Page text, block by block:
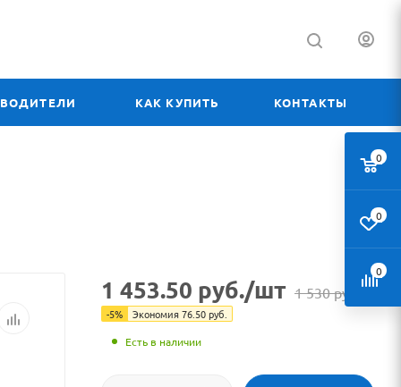
КАК КУПИТЬ КОНТАКТЫ
1 453.50 руб./шт 1 530руб.
-5% Экономия76.50руб.
Есть в наличии
0
0
0